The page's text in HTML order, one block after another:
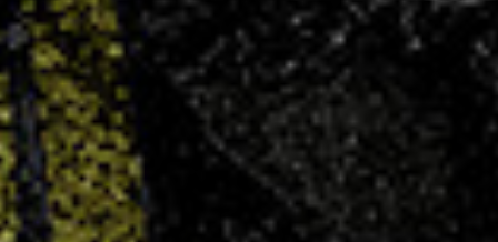
AG élective – Dimanche 29 juin
4 JUIN 2025